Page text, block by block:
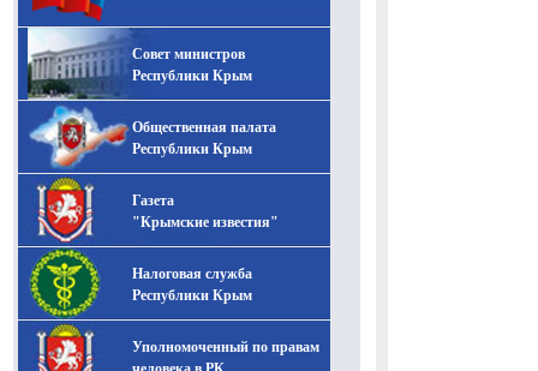
Совет министров
Республики Крым
Общественная палата
Республики Крым
Газета
"Крымские известия"
Налоговая служба
Республики Крым
Уполномоченный по правам